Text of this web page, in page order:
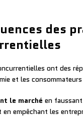
des
ont des
et les
le marché en
en empêchant les